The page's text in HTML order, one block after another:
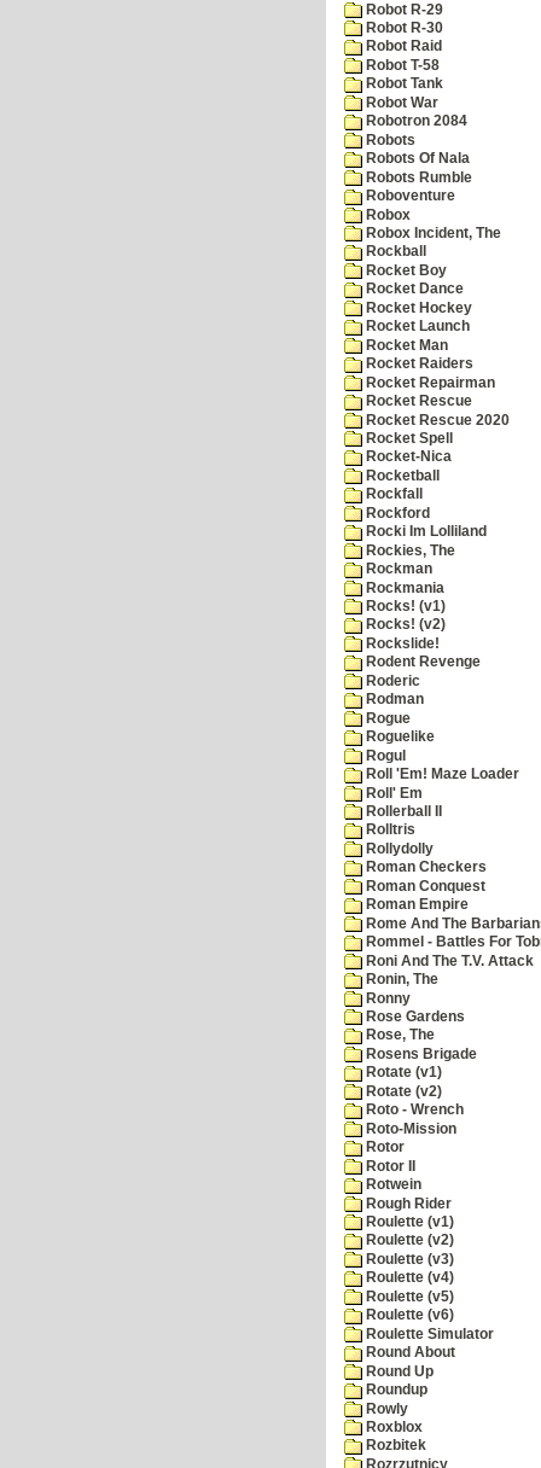
Robot R-29
Robot R-30
Robot Raid
Robot T-58
Robot Tank
Robot War
Robotron 2084
Robots
Robots Of Nala
Robots Rumble
Roboventure
Robox
Robox Incident, The
Rockball
Rocket Boy
Rocket Dance
Rocket Hockey
Rocket Launch
Rocket Man
Rocket Raiders
Rocket Repairman
Rocket Rescue
Rocket Rescue 2020
Rocket Spell
Rocket-Nica
Rocketball
Rockfall
Rockford
Rocki Im Lolliland
Rockies, The
Rockman
Rockmania
Rocks! (v1)
Rocks! (v2)
Rockslide!
Rodent Revenge
Roderic
Rodman
Rogue
Roguelike
Rogul
Roll 'Em! Maze Loader
Roll' Em
Rollerball II
Rolltris
Rollydolly
Roman Checkers
Roman Conquest
Roman Empire
Rome And The
Rommel - Battles For
Roni And The T.V. Attack
Ronin, The
Ronny
Rose Gardens
Rose, The
Rosens Brigade
Rotate (v1)
Rotate (v2)
Roto - Wrench
Roto-Mission
Rotor
Rotor II
Rotwein
Rough Rider
Roulette (v1)
Roulette (v2)
Roulette (v3)
Roulette (v4)
Roulette (v5)
Roulette (v6)
Roulette Simulator
Round About
Round Up
Roundup
Rowly
Roxblox
Rozbitek
Rozrzutnicy